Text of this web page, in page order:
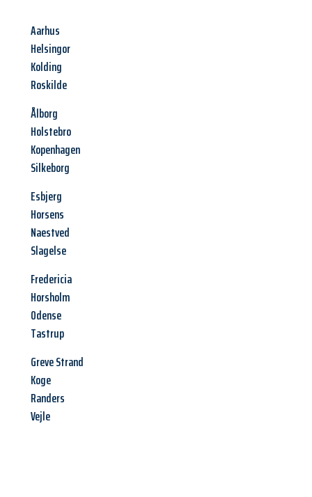
Aarhus
Helsingor
Kolding
Roskilde
Ålborg
Holstebro
Kopenhagen
Silkeborg
Esbjerg
Horsens
Naestved
Slagelse
Fredericia
Horsholm
Odense
Tastrup
Greve Strand
Koge
Randers
Vejle